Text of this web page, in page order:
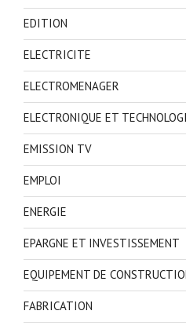
EDITION
ELECTRICITE
ELECTROMENAGER
ELECTRONIQUE ET
EMISSION TV
EMPLOI
ENERGIE
EPARGNE ET INVESTISSEMENT
EQUIPEMENT DE
FABRICATION